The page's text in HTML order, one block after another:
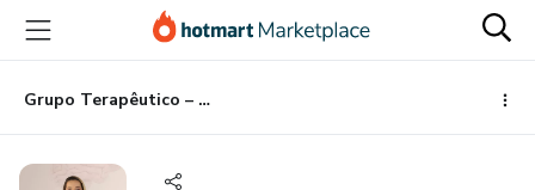
para
conteúdo
principal
para
pagamento
para
rodapé
Grupo Terapêutico – LeveMente